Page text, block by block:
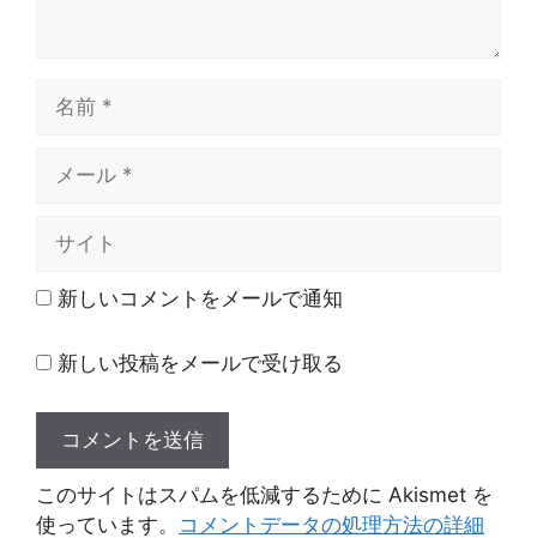
ト 新しいコメントをメールで通知
新しい投稿をメールで受け取る
このサイトはスパムを低減するために Akismet を
使っています。 コメントデータの処理方法の詳細